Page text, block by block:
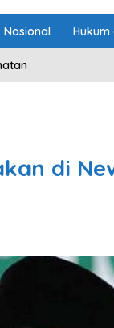
Nasional Hukum
di